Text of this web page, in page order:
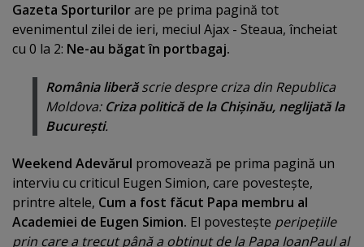
Gazeta Sporturilorare pe prima pagină tot
evenimentul zilei de ieri, meciul Ajax - Steaua, încheiat
cu 0 la 2: Ne-au băgat în portbagaj.
România liberăscrie despre criza din Republica
Moldova: Criza politică de la Chişinău, neglijată la
Bucureşti.
Weekend Adevărul promovează pe prima pagină un
interviu cu criticul Eugen Simion, care povesteşte,
printre altele, Cum a fost făcut Papa membru al
Academiei de Eugen Simion. El povesteşte peripeţiile
prin care a trecut până a obţinut de la Papa IoanPaul al